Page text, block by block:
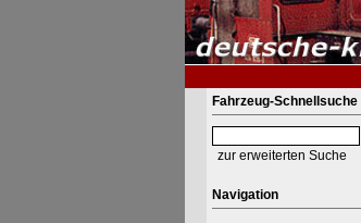
Fahrzeug-Schnellsuche
zur erweiterten Suche
Navigation